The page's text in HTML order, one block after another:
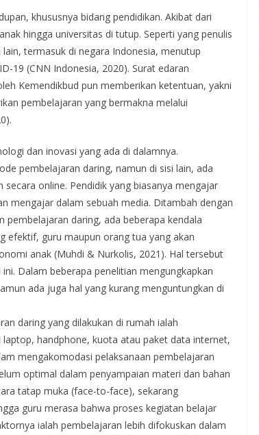
khususnya bidang pendidikan. Akibat dari
hingga universitas di tutup. Seperti yang penulis
termasuk di negara Indonesia, menutup
19 (CNN Indonesia, 2020). Surat edaran
Kemendikbud pun memberikan ketentuan, yakni
pembelajaran yang bermakna melalui
dan inovasi yang ada di dalamnya.
pembelajaran daring, namun di sisi lain, ada
online. Pendidik yang biasanya mengajar
mengajar dalam sebuah media. Ditambah dengan
daring, ada beberapa kendala
efektif, guru maupun orang tua yang akan
anak (Muhdi & Nurkolis, 2021). Hal tersebut
Dalam beberapa penelitian mengungkapkan
ada juga hal yang kurang menguntungkan di
daring yang dilakukan di rumah ialah
handphone, kuota atau paket data internet,
mengakomodasi pelaksanaan pembelajaran
optimal dalam penyampaian materi dan bahan
tatap muka (face-to-face), sekarang
guru merasa bahwa proses kegiatan belajar
ialah pembelajaran lebih difokuskan dalam